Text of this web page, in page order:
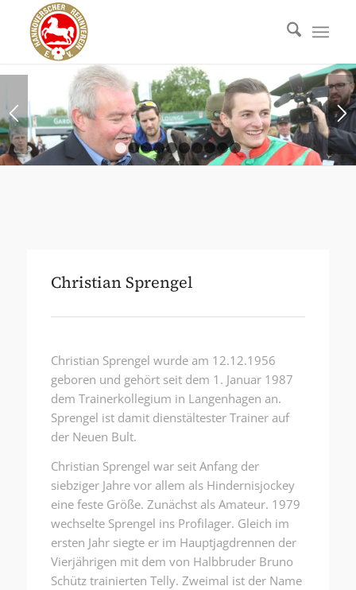
1 2 3 4 5 6 7 8 9 10
Christian Sprengel
Christian Sprengel wurde am 12.12.1956
geboren und gehört seit dem 1. Januar 1987
dem Trainerkollegium in Langenhagen an.
Sprengel ist damit dienstältester Trainer auf
der Neuen Bult.
Christian Sprengel war seit Anfang der
siebziger Jahre vor allem als Hindernisjockey
eine feste Größe. Zunächst als Amateur. 1979
wechselte Sprengel ins Profilager. Gleich im
ersten Jahr siegte er im Hauptjagdrennen der
Vierjährigen mit dem von Halbbruder Bruno
Schütz trainierten Telly. Zweimal ist der Name